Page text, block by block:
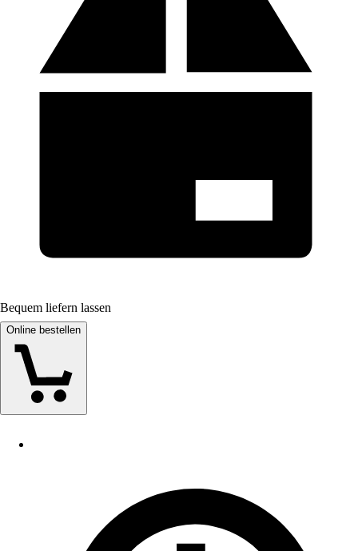
Bequem liefern lassen
Online bestellen